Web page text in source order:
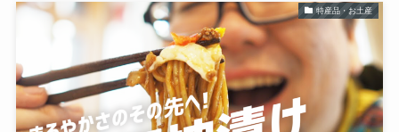
特産品・お土産